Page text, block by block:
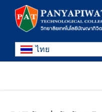
ไทย